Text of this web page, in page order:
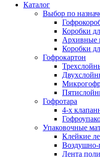
Каталог
Выбор по
Коробки
Архивные
Коробки
Гофрокартон
Гофротара
4-х
Упаковочные
Клейкие
Воздушно-
Лента